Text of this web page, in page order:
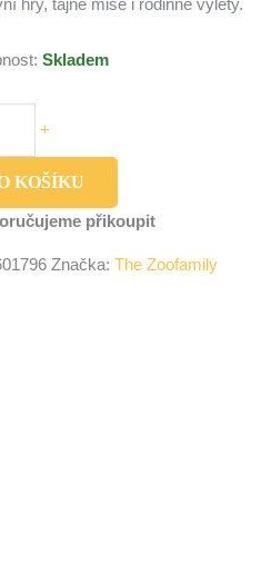
hry, tajné mise i rodinné výlety.
Skladem
+
KOŠÍKU
přikoupit
Značka: The Zoofamily